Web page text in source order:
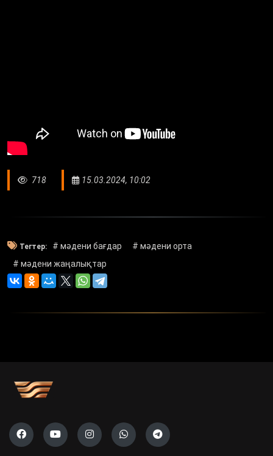
718 15.03.2024, 10:02
Тегтер: # мәдени бағдар
# мәдени орта
# мәдени жаңалықтар